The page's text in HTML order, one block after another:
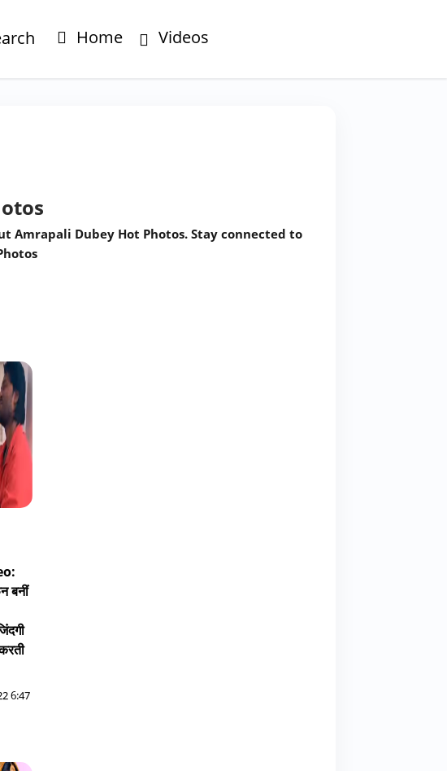
Home Videos
Amrapali Dubey Hot Photos. Stay connected to
बनीं
6:47